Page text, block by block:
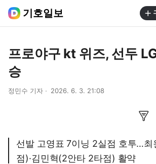
기호일보
프로야구 kt 위즈, 선두
승
정민수 기자 2026. 6. 3. 21:08
선발 고영표 7이닝 2실점 호투…최
점)·김민혁(2안타 2타점) 활약